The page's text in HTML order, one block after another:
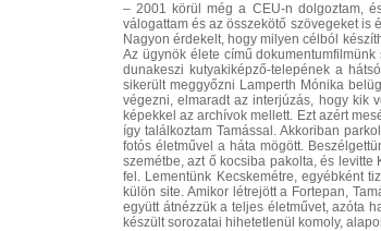
– 2001 körül még a CEU-n dolgoztam,
válogattam és az összekötő szövegeket is
Nagyon érdekelt, hogy milyen célból
Az ügynök élete című
dunakeszi kutyakiképző-telepének a
sikerült meggyőzni Lamperth Mónika
végezni, elmaradt az interjúzás, hogy kik
képekkel az archívok mellett. Ezt azért
így találkoztam Tamással. Akkoriban
fotós életművel a háta mögött.
szemétbe, azt ő kocsiba pakolta, és
fel. Lementünk Kecskemétre, egyébként
külön site. Amikor létrejött a Fortepan,
együtt átnézzük a teljes életművet, azóta
készült sorozatai hihetetlenül komoly,